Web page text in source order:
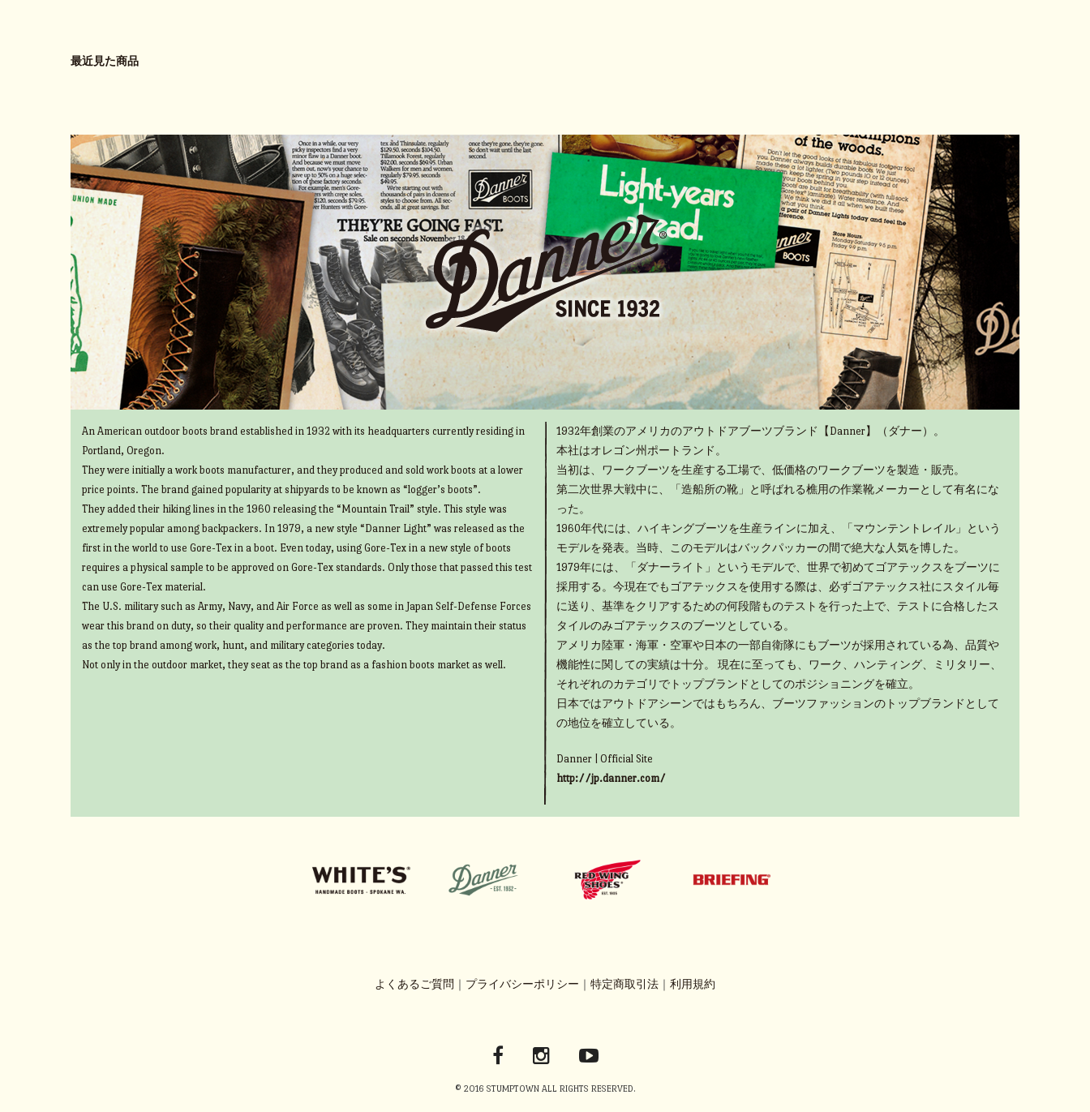
最近見た商品
An American outdoor boots brand established in 1932 with its headquarters currently residing in
Portland, Oregon.
They were initially a work boots manufacturer, and they produced and sold work boots at a lower
price points. The brand gained popularity at shipyards to be known as “logger’s boots”.
They added their hiking lines in the 1960 releasing the “Mountain Trail” style. This style was
extremely popular among backpackers. In 1979, a new style “Danner Light” was released as the
first in the world to use Gore-Tex in a boot. Even today, using Gore-Tex in a new style of boots
requires a physical sample to be approved on Gore-Tex standards. Only those that passed this test
can use Gore-Tex material.
The U.S. military such as Army, Navy, and Air Force as well as some in Japan Self-Defense Forces
wear this brand on duty, so their quality and performance are proven. They maintain their status
as the top brand among work, hunt, and military categories today.
Not only in the outdoor market, they seat as the top brand as a fashion boots market as well.
1932年創業のアメリカのアウトドアブーツブランド【Danner】（ダナー）。
本社はオレゴン州ポートランド。
当初は、ワークブーツを生産する工場で、低価格のワークブーツを製造・販売。
第二次世界大戦中に、「造船所の靴」と呼ばれる樵用の作業靴メーカーとして有名にな
った。
1960年代には、ハイキングブーツを生産ラインに加え、「マウンテントレイル」という
モデルを発表。当時、このモデルはバックパッカーの間で絶大な人気を博した。
1979年には、「ダナーライト」というモデルで、世界で初めてゴアテックスをブーツに
採用する。今現在でもゴアテックスを使用する際は、必ずゴアテックス社にスタイル毎
に送り、基準をクリアするための何段階ものテストを行った上で、テストに合格したス
タイルのみゴアテックスのブーツとしている。
アメリカ陸軍・海軍・空軍や日本の一部自衛隊にもブーツが採用されている為、品質や
機能性に関しての実績は十分。 現在に至っても、ワーク、ハンティング、ミリタリー、
それぞれのカテゴリでトップブランドとしてのポジショニングを確立。
日本ではアウトドアシーンではもちろん、ブーツファッションのトップブランドとして
の地位を確立している。
Danner | Official Site
http://jp.danner.com/
よくあるご質問 プライバシーポリシー 特定商取引法 利用規約
© 2016 STUMPTOWN ALL RIGHTS RESERVED.